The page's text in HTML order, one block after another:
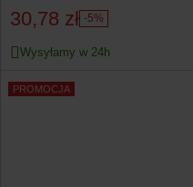
30,78 zł -5%
Wysyłamy w 24h
PROMOCJA